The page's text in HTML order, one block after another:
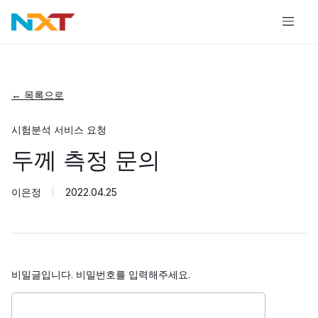
← 목록으로
시험분석 서비스 요청
두께 측정 문의
이은정 2022.04.25
비밀글입니다. 비밀번호를 입력해주세요.